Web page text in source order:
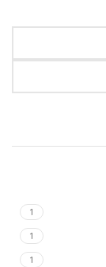
1
1
1